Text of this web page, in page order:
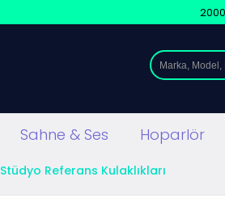
Sahne & Ses Hoparlör
Stüdyo Referans Kulaklıkları